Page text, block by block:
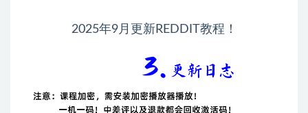
2025年9月更新REDDIT教程！